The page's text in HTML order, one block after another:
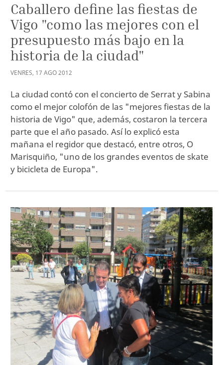
Caballero define las fiestas de
Vigo "como las mejores con el
presupuesto más bajo en la
historia de la ciudad"
VENRES, 17 AGO2012
La ciudad contó con el concierto de Serrat y Sabina
como el mejor colofón de las "mejores fiestas de la
historia de Vigo" que, además, costaron la tercera
parte que el año pasado. Así lo explicó esta
mañana el regidor que destacó, entre otros, O
Marisquiño, "uno de los grandes eventos de skate
y bicicleta de Europa".